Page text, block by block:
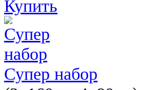
Купить
Супер набор